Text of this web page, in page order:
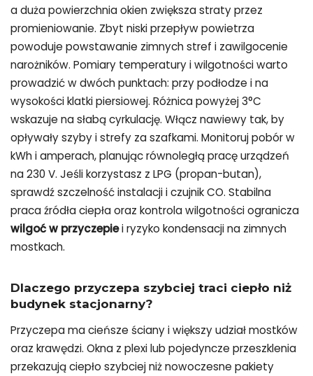
a duża powierzchnia okien zwiększa straty przez
promieniowanie. Zbyt niski przepływ powietrza
powoduje powstawanie zimnych stref i zawilgocenie
narożników. Pomiary temperatury i wilgotności warto
prowadzić w dwóch punktach: przy podłodze i na
wysokości klatki piersiowej. Różnica powyżej 3°C
wskazuje na słabą cyrkulację. Włącz nawiewy tak, by
opływały szyby i strefy za szafkami. Monitoruj pobór w
kWh i amperach, planując równoległą pracę urządzeń
na 230 V. Jeśli korzystasz z LPG (propan-butan),
sprawdź szczelność instalacji i czujnik CO. Stabilna
praca źródła ciepła oraz kontrola wilgotności ogranicza
wilgoć w przyczepiei ryzyko kondensacji na zimnych
mostkach.
Dlaczego przyczepa szybciej traci ciepło niż
budynek stacjonarny?
Przyczepa ma cieńsze ściany i większy udział mostków
oraz krawędzi. Okna z plexi lub pojedyncze przeszklenia
przekazują ciepło szybciej niż nowoczesne pakiety